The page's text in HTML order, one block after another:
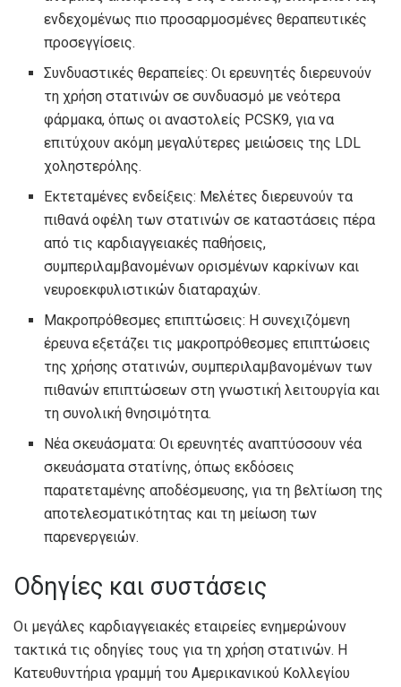
ενδεχομένως πιο προσαρμοσμένες θεραπευτικές
προσεγγίσεις.
Συνδυαστικές θεραπείες: Οι ερευνητές διερευνούν
τη χρήση στατινών σε συνδυασμό με νεότερα
φάρμακα, όπως οι αναστολείς PCSK9, για να
επιτύχουν ακόμη μεγαλύτερες μειώσεις της LDL
χοληστερόλης.
Εκτεταμένες ενδείξεις: Μελέτες διερευνούν τα
πιθανά οφέλη των στατινών σε καταστάσεις πέρα ​​
από τις καρδιαγγειακές παθήσεις,
συμπεριλαμβανομένων ορισμένων καρκίνων και
νευροεκφυλιστικών διαταραχών.
Μακροπρόθεσμες επιπτώσεις: Η συνεχιζόμενη
έρευνα εξετάζει τις μακροπρόθεσμες επιπτώσεις
της χρήσης στατινών, συμπεριλαμβανομένων των
πιθανών επιπτώσεων στη γνωστική λειτουργία και
τη συνολική θνησιμότητα.
Νέα σκευάσματα: Οι ερευνητές αναπτύσσουν νέα
σκευάσματα στατίνης, όπως εκδόσεις
παρατεταμένης αποδέσμευσης, για τη βελτίωση της
αποτελεσματικότητας και τη μείωση των
παρενεργειών.
Οδηγίες και συστάσεις
Οι μεγάλες καρδιαγγειακές εταιρείες ενημερώνουν
τακτικά τις οδηγίες τους για τη χρήση στατινών. Η
Κατευθυντήρια γραμμή του Αμερικανικού Κολλεγίου